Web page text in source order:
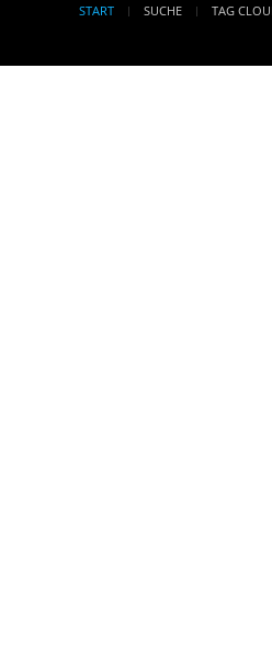
START SUCHE TAG